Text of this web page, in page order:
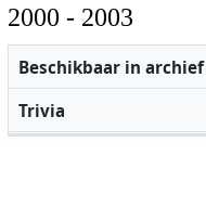
2000 - 2003
Beschikbaar in archief
Trivia